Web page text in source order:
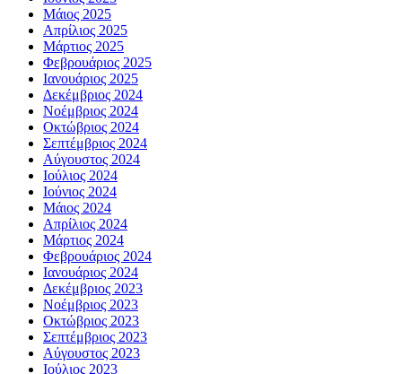
Μάιος 2025
Απρίλιος 2025
Μάρτιος 2025
Φεβρουάριος 2025
Ιανουάριος 2025
Δεκέμβριος 2024
Νοέμβριος 2024
Οκτώβριος 2024
Σεπτέμβριος 2024
Αύγουστος 2024
Ιούλιος 2024
Ιούνιος 2024
Μάιος 2024
Απρίλιος 2024
Μάρτιος 2024
Φεβρουάριος 2024
Ιανουάριος 2024
Δεκέμβριος 2023
Νοέμβριος 2023
Οκτώβριος 2023
Σεπτέμβριος 2023
Αύγουστος 2023
Ιούλιος 2023